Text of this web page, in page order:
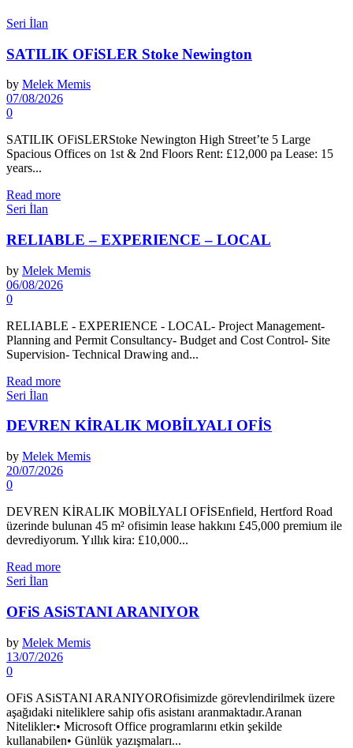
Seri İlan
SATILIK OFiSLER Stoke Newington
by Melek Memis
07/08/2026
0
SATILIK OFiSLERStoke Newington High Street’te 5 Large
Spacious Offices on 1st & 2nd Floors Rent: £12,000 pa Lease: 15
years...
Read more
Seri İlan
RELIABLE – EXPERIENCE – LOCAL
by Melek Memis
06/08/2026
0
RELIABLE - EXPERIENCE - LOCAL- Project Management-
Planning and Permit Consultancy- Budget and Cost Control- Site
Supervision- Technical Drawing and...
Read more
Seri İlan
DEVREN KİRALIK MOBİLYALI OFİS
by Melek Memis
20/07/2026
0
DEVREN KİRALIK MOBİLYALI OFİSEnfield, Hertford Road
üzerinde bulunan 45 m² ofisimin lease hakkını £45,000 premium ile
devrediyorum. Yıllık kira: £10,000...
Read more
Seri İlan
OFiS ASiSTANI ARANIYOR
by Melek Memis
13/07/2026
0
OFiS ASiSTANI ARANIYOROfisimizde görevlendirilmek üzere
aşağıdaki niteliklere sahip ofis asistanı aranmaktadır.Aranan
Nitelikler:• Microsoft Office programlarını etkin şekilde
kullanabilen• Günlük yazışmaları...